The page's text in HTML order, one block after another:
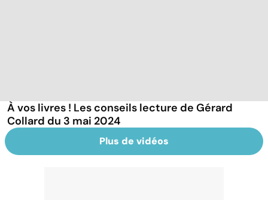
À vos livres ! Les conseils lecture de Gérard
Collard du 3 mai 2024
Plus de vidéos